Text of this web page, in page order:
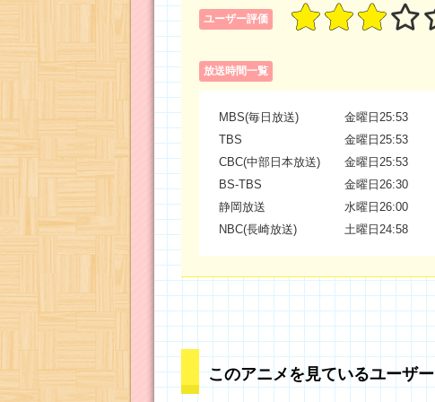
ユーザー評価
放送時間一覧
MBS(毎日放送)
金曜日25:53
TBS
金曜日25:53
CBC(中部日本放送)
金曜日25:53
BS-TBS
金曜日26:30
静岡放送
水曜日26:00
NBC(長崎放送)
土曜日24:58
このアニメを見ているユーザー